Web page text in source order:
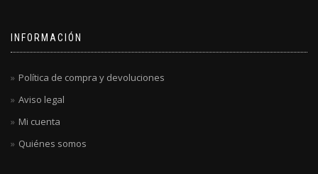
INFORMACIÓN
Política de compra y devoluciones
Aviso legal
Mi cuenta
Quiénes somos